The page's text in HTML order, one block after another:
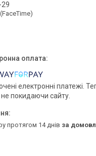
електронні платежі.
покидаючи сайту.
протягом 14 днів за